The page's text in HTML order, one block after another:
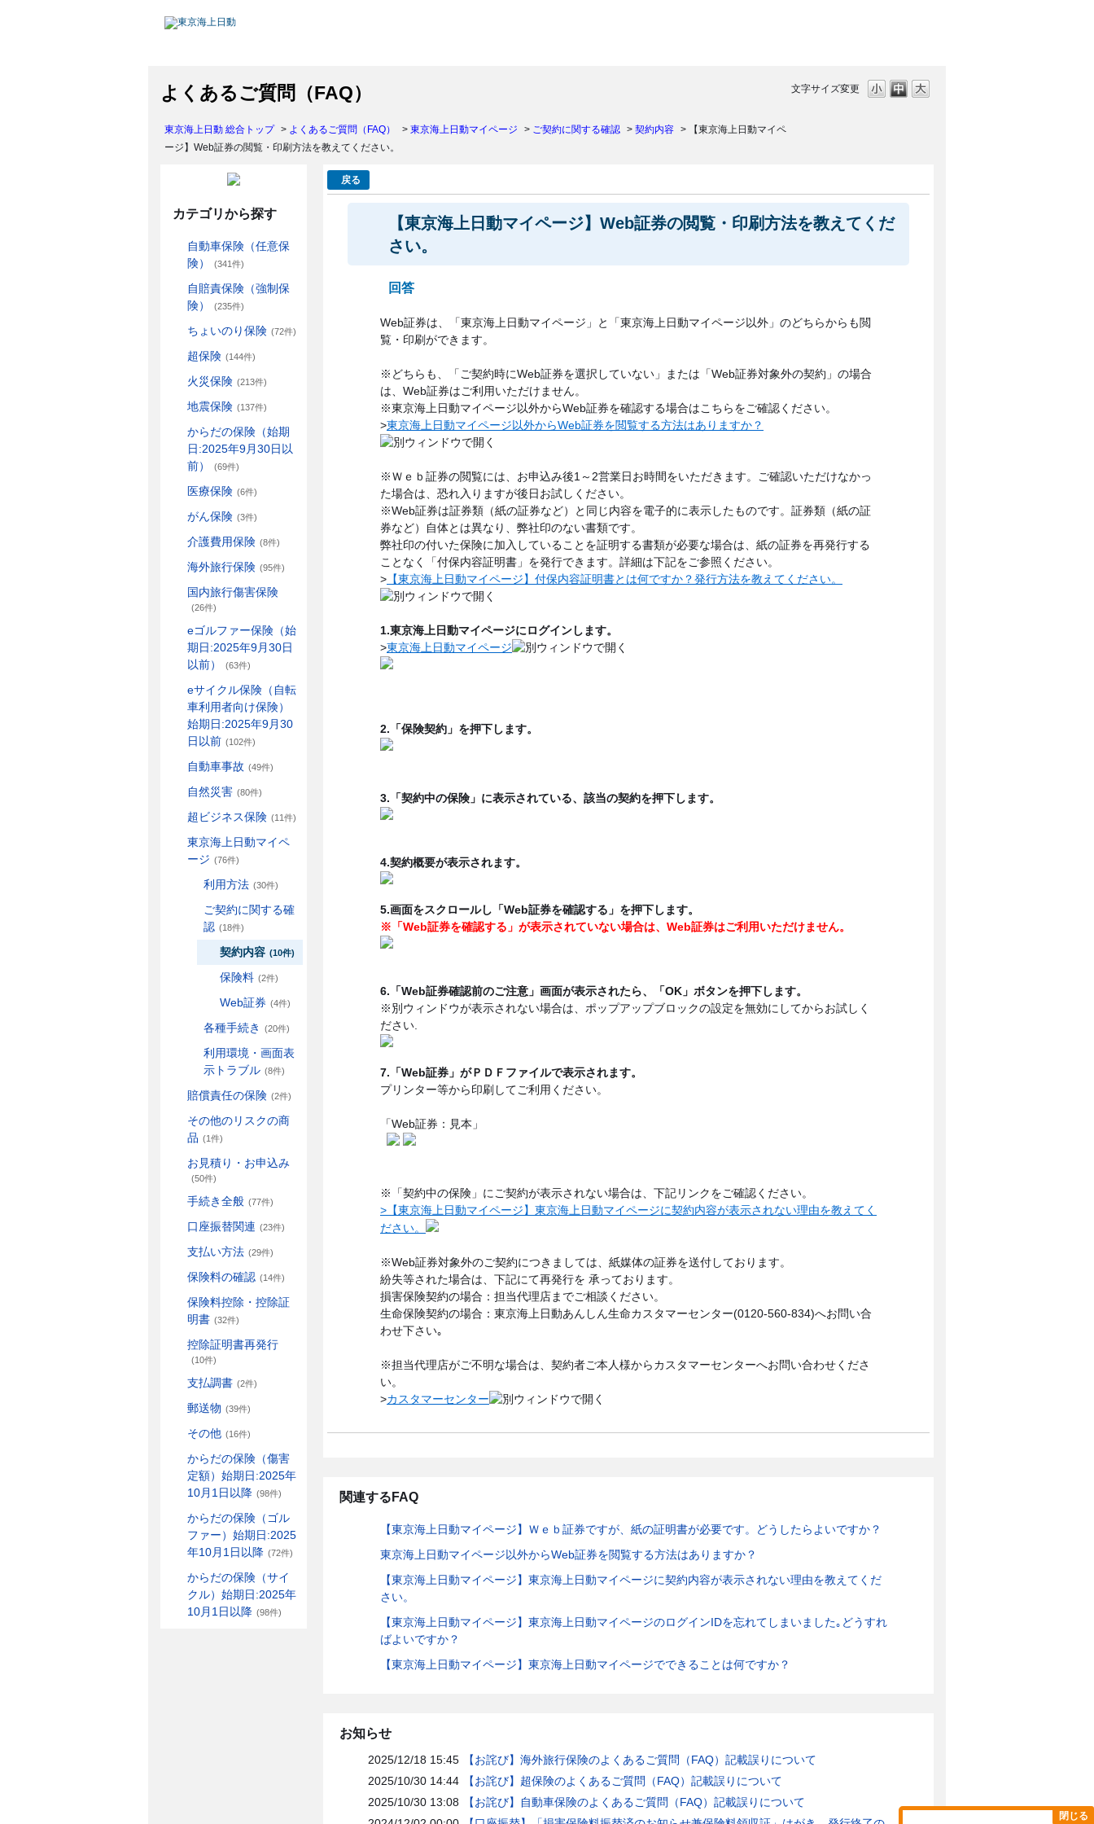
よくあるご質問（FAQ） 文字サイズ変更
東京海上日動 総合トップ > よくあるご質問（FAQ） > 東京海上日動マイページ > ご契約に関する確認 > 契約内容 >
【東京海上日動マイペ
ージ】Web証券の閲覧・印刷方法を教えてください。
カテゴリから探す
自動車保険（任意保
険）
(341件)
自賠責保険（強制保
険）
(235件)
ちょいのり保険 (72件)
超保険 (144件)
火災保険 (213件)
地震保険 (137件)
からだの保険（始期
日:2025年9月30日以
前）
(69件)
医療保険 (6件)
がん保険 (3件)
介護費用保険 (8件)
海外旅行保険 (95件)
国内旅行傷害保険
(26件)
eゴルファー保険（始
期日:2025年9月30日
以前）
(63件)
eサイクル保険（自転
車利用者向け保険）
始期日:2025年9月30
日以前 (102件)
自動車事故 (49件)
自然災害 (80件)
超ビジネス保険 (11件)
東京海上日動マイペ
ージ (76件)
利用方法 (30件)
ご契約に関する確
認 (18件)
契約内容 (10件)
保険料 (2件)
Web証券 (4件)
各種手続き (20件)
利用環境・画面表
示トラブル (8件)
賠償責任の保険 (2件)
その他のリスクの商
品 (1件)
お見積り・お申込み
(50件)
手続き全般 (77件)
口座振替関連 (23件)
支払い方法 (29件)
保険料の確認 (14件)
保険料控除・控除証
明書 (32件)
控除証明書再発行
(10件)
支払調書 (2件)
郵送物 (39件)
その他 (16件)
からだの保険（傷害
定額）始期日:2025年
10月1日以降 (98件)
からだの保険（ゴル
ファー）始期日:2025
年10月1日以降 (72件)
からだの保険（サイ
クル）始期日:2025年
10月1日以降 (98件)
戻る
【東京海上日動マイページ】Web証券の閲覧・印刷方法を教えてくだ
さい。
回答
Web証券は、「東京海上日動マイページ」と「東京海上日動マイページ以外」のどちらからも閲
覧・印刷ができます。
※どちらも、「ご契約時にWeb証券を選択していない」または「Web証券対象外の契約」の場合
は、Web証券はご利用いただけません。
※東京海上日動マイページ以外からWeb証券を確認する場合はこちらをご確認ください。
>東京海上日動マイページ以外からWeb証券を閲覧する方法はありますか？
※Ｗｅｂ証券の閲覧には、お申込み後1～2営業日お時間をいただきます。ご確認いただけなかっ
た場合は、恐れ入りますが後日お試しください。
※Web証券は証券類（紙の証券など）と同じ内容を電子的に表示したものです。証券類（紙の証
券など）自体とは異なり、弊社印のない書類です。
弊社印の付いた保険に加入していることを証明する書類が必要な場合は、紙の証券を再発行する
ことなく「付保内容証明書」を発行できます。詳細は下記をご参照ください。
> 【東京海上日動マイページ】付保内容証明書とは何ですか？発行方法を教えてください。
1.東京海上日動マイページにログインします。
>東京海上日動マイページ
2.「保険契約」を押下します。
3.「契約中の保険」に表示されている、該当の契約を押下します。
4.契約概要が表示されます。
5.画面をスクロールし「Web証券を確認する」を押下します。
※「Web証券を確認する」が表示されていない場合は、Web証券はご利用いただけません。
6.「Web証券確認前のご注意」画面が表示されたら、「OK」ボタンを押下します。
※別ウィンドウが表示されない場合は、ポップアップブロックの設定を無効にしてからお試しく
ださい.
7.「Web証券」がＰＤＦファイルで表示されます。
プリンター等から印刷してご利用ください。
「Web証券：見本」
※「契約中の保険」にご契約が表示されない場合は、下記リンクをご確認ください。
>【東京海上日動マイページ】東京海上日動マイページに契約内容が表示されない理由を教えてく
ださい。
※Web証券対象外のご契約につきましては、紙媒体の証券を送付しております。
紛失等された場合は、下記にて再発行を 承っております。
損害保険契約の場合：担当代理店までご相談ください。
生命保険契約の場合：東京海上日動あんしん生命カスタマーセンター(0120-560-834)へお問い合
わせ下さい｡
※担当代理店がご不明な場合は、契約者ご本人様からカスタマーセンターへお問い合わせくださ
い。
>カスタマーセンター
閉じる
関連するFAQ
【東京海上日動マイページ】Ｗｅｂ証券ですが、紙の証明書が必要です。どうしたらよいですか？
東京海上日動マイページ以外からWeb証券を閲覧する方法はありますか？
【東京海上日動マイページ】東京海上日動マイページに契約内容が表示されない理由を教えてくだ
さい。
【東京海上日動マイページ】東京海上日動マイページのログインIDを忘れてしまいました｡どうすれ
ばよいですか？
【東京海上日動マイページ】東京海上日動マイページでできることは何ですか？
お知らせ
2025/12/18 15:45
【お詫び】海外旅行保険のよくあるご質問（FAQ）記載誤りについて
2025/10/30 14:44
【お詫び】超保険のよくあるご質問（FAQ）記載誤りについて
2025/10/30 13:08
【お詫び】自動車保険のよくあるご質問（FAQ）記載誤りについて